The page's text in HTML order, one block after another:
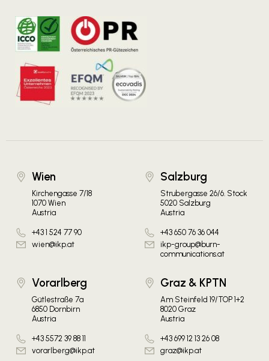
Wien
Kirchengasse 7/18
1070 Wien
Austria
+43 1 524 77 90
wien@ikp.at
Salzburg
Strubergasse 26/6. Stock
5020 Salzburg
Austria
+43 650 76 36 044
ikp-group@burn-
communications.at
Vorarlberg
Gütlestraße 7a
6850 Dornbirn
Austria
+43 5572 39 88 11
vorarlberg@ikp.at
Graz & KPTN
Am Steinfeld 19/TOP 1+2
8020 Graz
Austria
+43 699 12 13 26 08
graz@ikp.at